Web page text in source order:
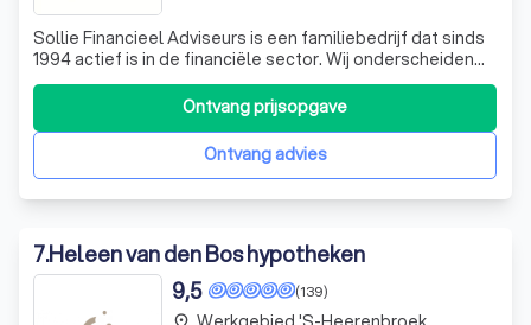
Sollie Financieel Adviseurs is een familiebedrijf dat sinds
1994 actief is in de financiële sector. Wij onderscheiden
ons door onze persoonlijke benadering en kwalitatieve
dienstverlening. Onze klantenkring strekt zich uit over
heel Nederland, maar onze roots liggen in de Hanzestad
Kampen. In 2022 z
Ontvang advies
Ontvang prijsopgave
7.Heleen van den Bos hypotheken
(139)
9,5
place